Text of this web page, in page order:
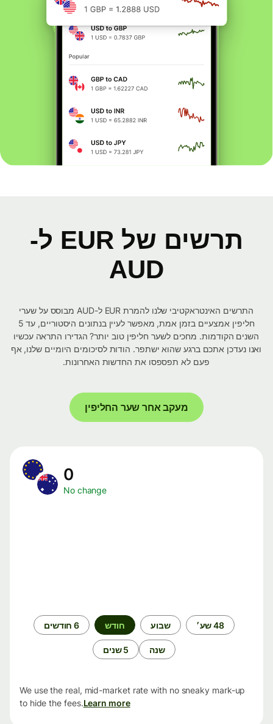
תרשים של EUR ל-
AUD
התרשים האינטראקטיבי שלנו להמרת EUR ל-AUD מבוסס על שערי
חליפין אמצעיים בזמן אמת, מאפשר לעיין בנתונים היסטוריים, עד 5
השנים הקודמות. מחכים לשער חליפין טוב יותר? הגדירו התראה עכשיו
ואנו נעדכן אתכם ברגע שהוא ישתפר. הודות לסיכומים היומיים שלנו, אף
פעם לא תפספסו את החדשות האחרונות.
מעקב אחר שער החליפין
No change
48 שע׳ שבוע חודש 6 חודשים
שנה 5 שנים
We use the real, mid-market rate with no sneaky mark-up
to hide the fees.Learn more